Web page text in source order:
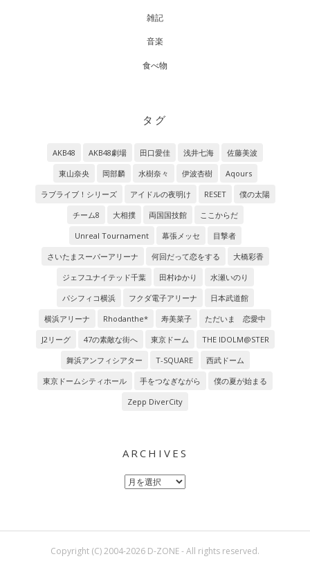
雑記
音楽
食べ物
タグ
AKB48 AKB48劇場 田口愛佳 浅井七海
佐藤美波
東山奈央
岡部麟 水樹奈々 伊波杏樹
Aqours
ラブライブ！シリーズ
アイドルの夜明け RESET
僕の太陽
チーム8
大相撲 両国国技館
ここからだ
Unreal Tournament
幕張メッセ
目撃者
さいたまスーパーアリーナ
何回だって恋をする
大橋彩香
ジェフユナイテッド千葉
田村ゆかり
水瀬いのり
パシフィコ横浜
フクダ電子アリーナ
日本武道館
横浜アリーナ
Rhodanthe* 寿美菜子
ただいま 恋愛中
J2リーグ
47の素敵な街へ 東京ドーム
THE IDOLM@STER
舞浜アンフィシアター
T-SQUARE
西武ドーム
東京ドームシティホール
手をつなぎながら
僕の夏が始まる
Zepp DiverCity
ARCHIVES
Archives
Copyright (C) 2004-2026 D-ZONE - All rights reserved.